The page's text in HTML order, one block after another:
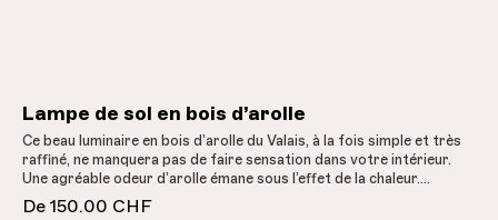
Lampe de sol en bois d’arolle
Ce beau luminaire en bois d’arolle du Valais, à la fois simple et très
raffiné, ne manquera pas de faire sensation dans votre intérieur.
Une agréable odeur d’arolle émane sous l’effet de la chaleur.
Ampoule LED blanc chaud GX53 et câble de 210 cm inclus.
De 150.00 CHF